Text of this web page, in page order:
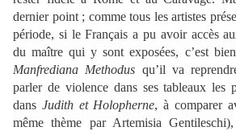
dernier point ; comme tous les artistes
période, si le Français a pu avoir accès
du maître qui y sont exposées, c’est
Manfrediana Methodus qu’il va
parler de violence dans ses tableaux les
dans Judith et Holopherne, à comparer
même thème par Artemisia